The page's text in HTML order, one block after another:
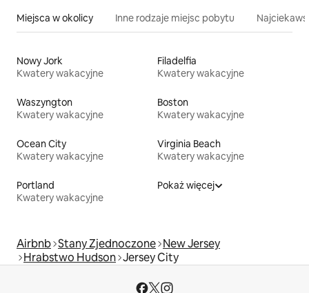
Miejsca w okolicy Inne rodzaje miejsc pobytu
Nowy Jork
Kwatery wakacyjne
Filadelfia
Kwatery wakacyjne
Waszyngton
Kwatery wakacyjne
Boston
Kwatery wakacyjne
Ocean City
Kwatery wakacyjne
Virginia Beach
Kwatery wakacyjne
Portland
Kwatery wakacyjne
Pokaż więcej
Airbnb Stany Zjednoczone New Jersey
Hrabstwo Hudson Jersey City